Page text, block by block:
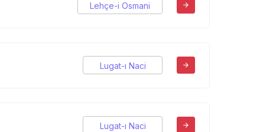
Lehçe-i Osmani
Lugat-ı Naci
Lugat-ı Naci